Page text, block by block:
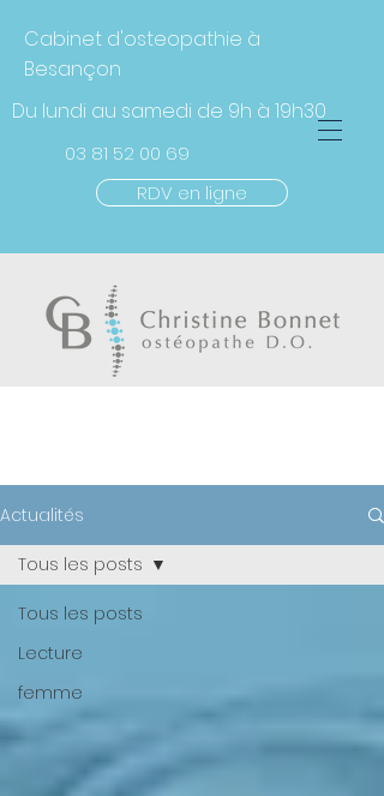
Cabinet d'osteopathie à
Besançon
Du lundi au samedi de 9h à 19h30
03 81 52 00 69
RDV en ligne
Actualités
Tous les posts
Lecture
femme
Tous les posts